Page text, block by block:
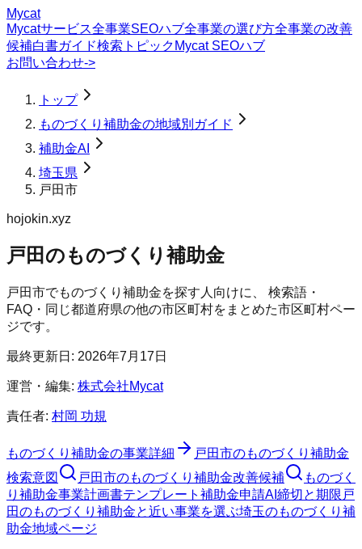
Mycat
Mycatサービス全事業SEOハブ全事業の選び方全事業の改善
候補白書ガイド検索トピック Mycat SEOハブ
お問い合わせ->
トップ
ものづくり補助金の地域別ガイド
補助金AI
埼玉県
戸田市
hojokin.xyz
戸田のものづくり補助金
戸田市でものづくり補助金を探す人向けに、 検索語・
FAQ・同じ都道府県の他の市区町村をまとめた市区町村ペー
ジです。
最終更新日: 2026年7月17日
運営・編集: 株式会社Mycat
責任者: 村岡 功規
ものづくり補助金の事業詳細 戸田市のものづくり補助金
検索意図
戸田市のものづくり補助金改善候補
ものづく
り補助金事業計画書テンプレート 補助金申請AI 締切と期限 戸
田のものづくり補助金と近い事業を選ぶ埼玉のものづくり補
助金地域ページ